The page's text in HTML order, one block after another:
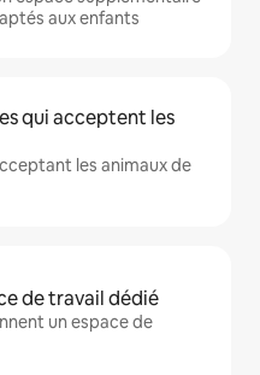
aux enfants
qui acceptent les
les animaux de
de travail dédié
un espace de